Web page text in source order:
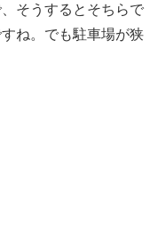
そうするとそちらで
ね。でも駐車場が狭